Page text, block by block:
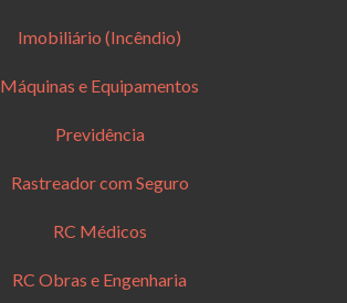
Imobiliário (Incêndio)
Máquinas e Equipamentos
Previdência
Rastreador com Seguro
RC Médicos
RC Obras e Engenharia